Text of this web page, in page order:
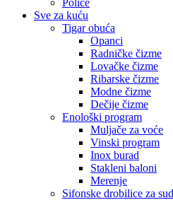
Police
Sve za kuću
Tigar obuća
Opanci
Radničke čizme
Lovačke čizme
Ribarske čizme
Modne čizme
Dečije čizme
Enološki program
Muljače za voće
Vinski program
Inox burad
Stakleni baloni
Merenje
Sifonske drobilice za